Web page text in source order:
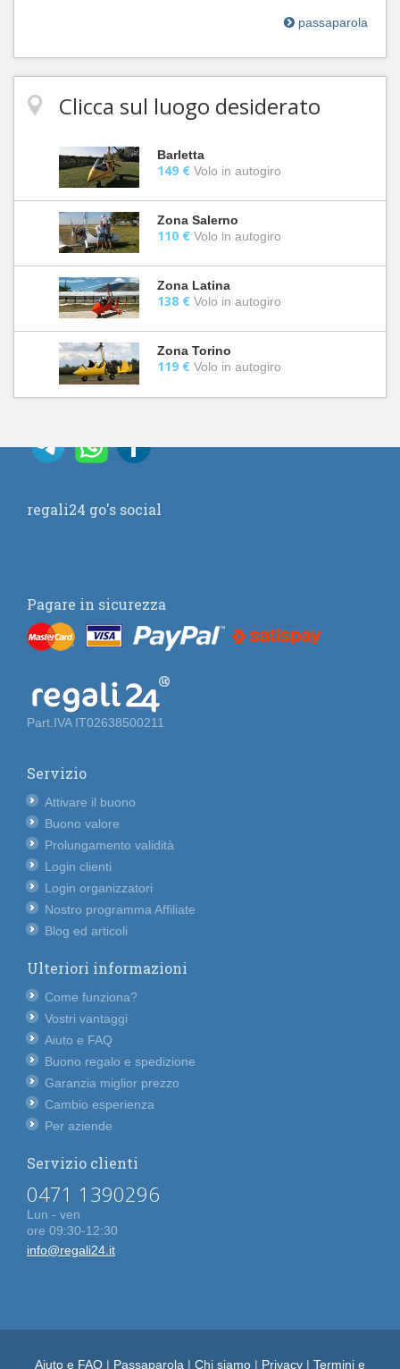
passaparola
Clicca sul luogo desiderato
Barletta
149 € Volo in autogiro
Zona Salerno
110 € Volo in autogiro
Zona Latina
138 € Volo in autogiro
Zona Torino
119 € Volo in autogiro
regali24 go's social
Pagare in sicurezza
Part.IVA IT02638500211
Servizio
Attivare il buono
Buono valore
Prolungamento validità
Login clienti
Login organizzatori
Nostro programma Affiliate
Blog ed articoli
Ulteriori informazioni
Come funziona?
Vostri vantaggi
Aiuto e FAQ
Buono regalo e spedizione
Garanzia miglior prezzo
Cambio esperienza
Per aziende
Servizio clienti
0471 1390296
Lun - ven
ore 09:30-12:30
info@regali24.it
Aiuto e FAQ | Passaparola | Chi siamo | Privacy | Termini e